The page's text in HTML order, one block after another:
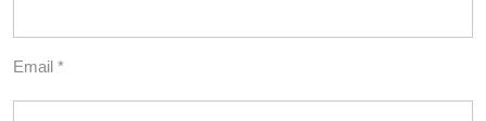
Email *